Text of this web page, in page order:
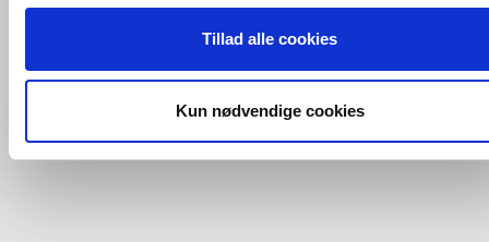
Hvis du accepterer alle cookies, så giver du samtykke til de
ovenfor nævnte formål med de pågældende cookies. Du har
og fra nedenfor. Til enhver tid er det ligeledes muligt, at
dit samtykke, hvis du måtte ønske det.
Du kan se mere om, hvordan vi behandler dine
Tillad alle cookies
Kun nødvendige cookies